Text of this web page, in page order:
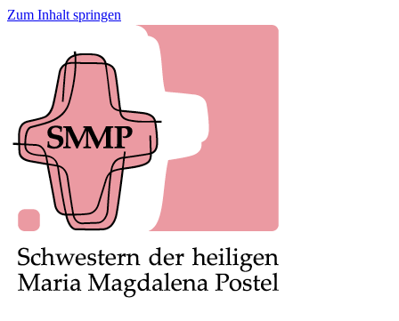
Zum Inhalt springen